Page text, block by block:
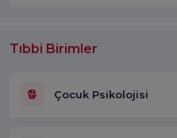
Tıbbi Birimler
Çocuk Psikolojisi